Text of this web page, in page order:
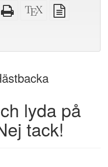
Fristående
HTML
XeLaTeX
källa
bookbuilder
lyda på
tack!